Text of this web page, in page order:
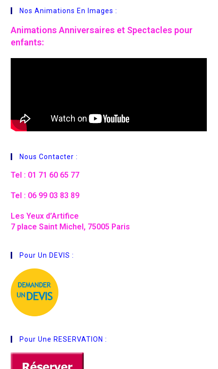
Nos Animations En Images :
Animations Anniversaires et Spectacles pour
enfants:
Nous Contacter :
Tel : 01 71 60 65 77
Tel : 06 99 03 83 89
Les Yeux d’Artifice
7 place Saint Michel, 75005 Paris
Pour Un DEVIS :
Pour Une RESERVATION :